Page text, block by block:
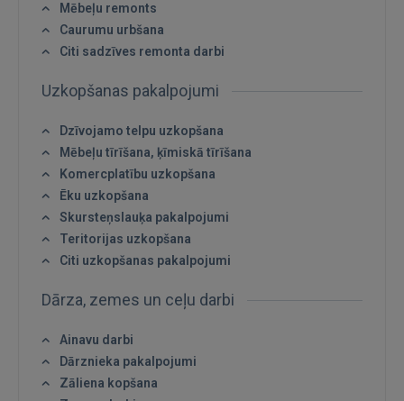
Ienākt
Mēbeļu remonts
Caurumu urbšana
Citi sadzīves remonta darbi
Uzkopšanas pakalpojumi
Dzīvojamo telpu uzkopšana
Mēbeļu tīrīšana, ķīmiskā tīrīšana
Komercplatību uzkopšana
Ēku uzkopšana
Skursteņslauķa pakalpojumi
Teritorijas uzkopšana
Citi uzkopšanas pakalpojumi
Dārza, zemes un ceļu darbi
Ainavu darbi
Dārznieka pakalpojumi
Zāliena kopšana